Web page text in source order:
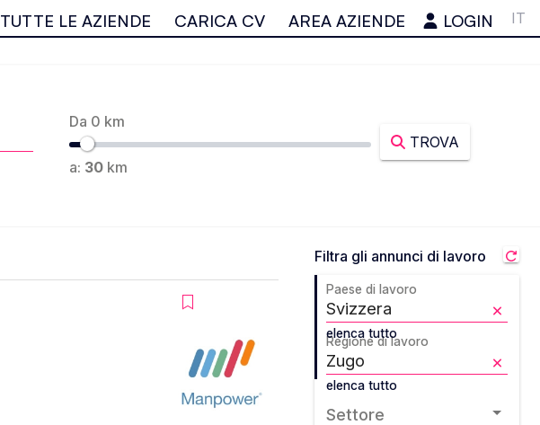
TUTTE LE AZIENDE CARICA CV AREA AZIENDE LOGIN IT
Da 0 km
a: 30km
TROVA
Filtra gli annunci di lavoro
Paese di lavoro
elenca tutto
Regione di lavoro
elenca tutto
Settore